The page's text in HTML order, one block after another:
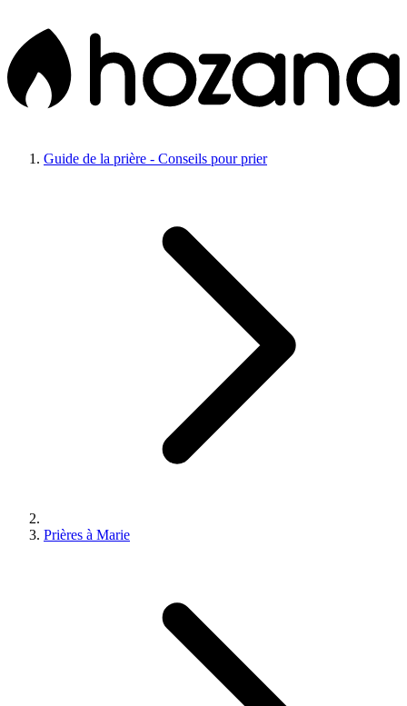
Guide de la prière - Conseils pour prier
Prières à Marie